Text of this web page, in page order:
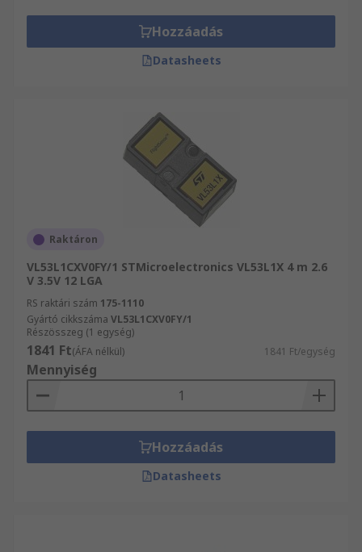
Hozzáadás
Datasheets
Raktáron
VL53L1CXV0FY/1 STMicroelectronics VL53L1X 4 m 2.6
V 3.5V 12 LGA
RS raktári szám 175-1110
Gyártó cikkszáma VL53L1CXV0FY/1
Részösszeg (1 egység)
1841 Ft(ÁFA nélkül) 1841 Ft/egység
Mennyiség
Hozzáadás
Datasheets